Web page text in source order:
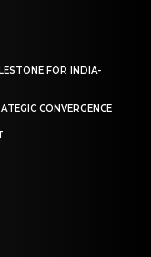
FOR INDIA-
CONVERGENCE